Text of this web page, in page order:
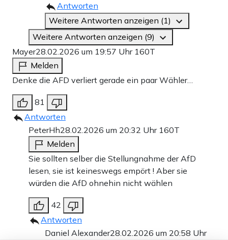
Antworten
Weitere Antworten anzeigen (1)
Weitere Antworten anzeigen (9)
Mayer28.02.2026 um 19:57 Uhr 160T
Melden
Denke die AFD verliert gerade ein paar Wähler…
81
Antworten
PeterHh28.02.2026 um 20:32 Uhr 160T
Melden
Sie sollten selber die Stellungnahme der AfD
lesen, sie ist keineswegs empört ! Aber sie
würden die AfD ohnehin nicht wählen
42
Antworten
Daniel Alexander28.02.2026 um 20:58 Uhr